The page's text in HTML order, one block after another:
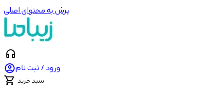
پرش به محتوای اصلی
headphones
ورود / ثبت نام
 سبد خرید